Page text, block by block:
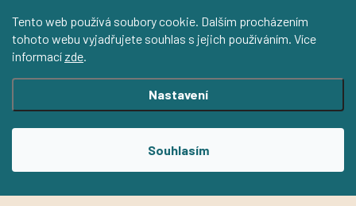
Tento web používá soubory cookie. Dalším procházením
tohoto webu vyjadřujete souhlas s jejich používáním. Více
informací zde.
Nastavení
Souhlasím
Instagram
Shoptet.cz KantorStudio.cz
Vytvořil Shoptet
ESTAMPADA s.r.o.. Všechna práva vyhrazena.